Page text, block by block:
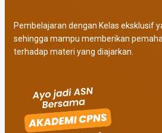
Pembelajaran dengan Kelas eksklusif
sehingga mampu memberikan
terhadap materi yang diajarkan.